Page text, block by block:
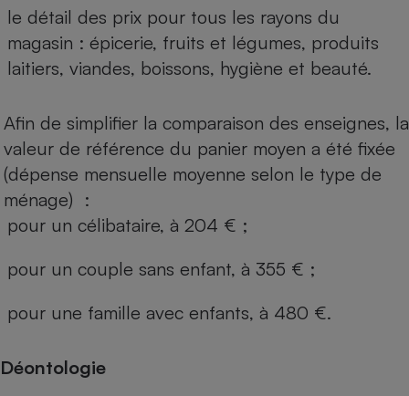
le détail des prix pour tous les rayons du
magasin : épicerie, fruits et légumes, produits
laitiers, viandes, boissons, hygiène et beauté.
Afin de simplifier la comparaison des enseignes, la
valeur de référence du panier moyen a été fixée
(dépense mensuelle moyenne selon le type de
ménage) :
pour un célibataire, à 204 € ;
pour un couple sans enfant, à 355 € ;
pour une famille avec enfants, à 480 €.
Déontologie